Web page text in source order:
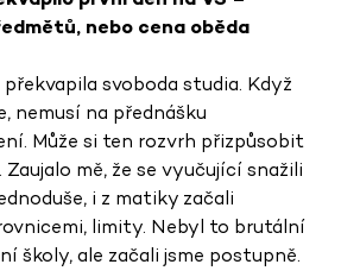
nebo cena oběda
svoboda studia. Když
nemusí na přednášku
Může si ten rozvrh přizpůsobit
mě, že se vyučující snažili
i z matiky začali
limity. Nebyl to brutální
školy, ale začali jsme postupně.